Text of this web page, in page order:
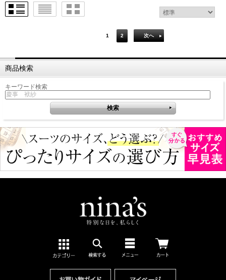
1 2 次へ
商品検索
キーワード検索